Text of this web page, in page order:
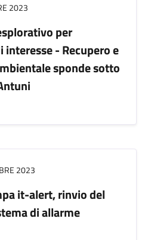
2023
per
- Recupero e
sponde sotto
2023
it-alert, rinvio del
di allarme